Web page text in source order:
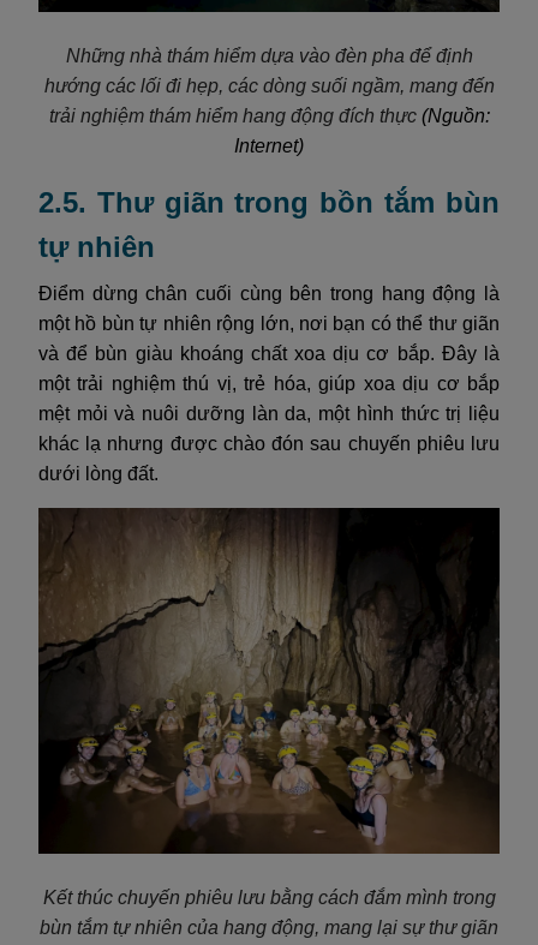
Những nhà thám hiểm dựa vào đèn pha để định
hướng các lối đi hẹp, các dòng suối ngầm, mang đến
trải nghiệm thám hiểm hang động đích thực (Nguồn:
Internet)
2.5. Thư giãn trong bồn tắm bùn
tự nhiên
Điểm dừng chân cuối cùng bên trong hang động là
một hồ bùn tự nhiên rộng lớn, nơi bạn có thể thư giãn
và để bùn giàu khoáng chất xoa dịu cơ bắp. Đây là
một trải nghiệm thú vị, trẻ hóa, giúp xoa dịu cơ bắp
mệt mỏi và nuôi dưỡng làn da, một hình thức trị liệu
khác lạ nhưng được chào đón sau chuyến phiêu lưu
dưới lòng đất.
Kết thúc chuyến phiêu lưu bằng cách đắm mình trong
bùn tắm tự nhiên của hang động, mang lại sự thư giãn